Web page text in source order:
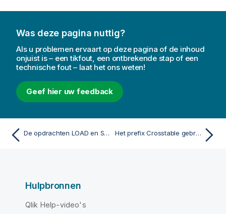
Was deze pagina nuttig?
Als u problemen ervaart op deze pagina of de inhoud
onjuist is – een tikfout, een ontbrekende stap of een
technische fout – laat het ons weten!
Geef hier uw feedback
De opdrachten LOAD en SELECT Het prefix Crosstable gebruiken
Hulpbronnen
Qlik Help-video's